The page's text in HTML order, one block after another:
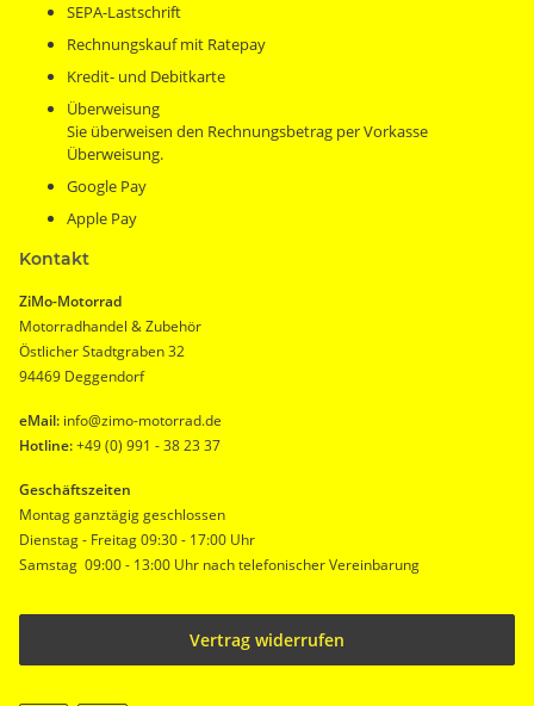
SEPA-Lastschrift
Rechnungskauf mit Ratepay
Kredit- und Debitkarte
Überweisung
Sie überweisen den Rechnungsbetrag per Vorkasse
Überweisung.
Google Pay
Apple Pay
Kontakt
ZiMo-Motorrad
Motorradhandel & Zubehör
Östlicher Stadtgraben 32
94469 Deggendorf
eMail: info@zimo-motorrad.de
Hotline:+49 (0) 991 - 38 23 37
Geschäftszeiten
Montag ganztägig geschlossen
Dienstag - Freitag 09:30 - 17:00 Uhr
Samstag 09:00 - 13:00 Uhr nach telefonischer Vereinbarung
Vertrag widerrufen